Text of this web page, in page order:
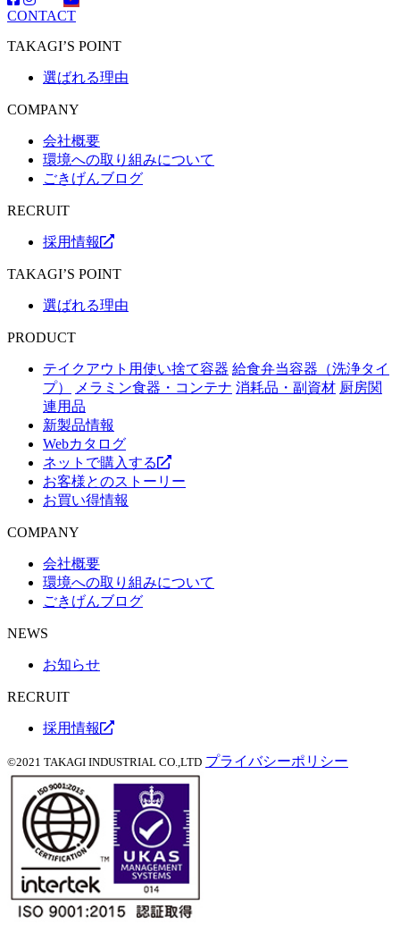
CONTACT
TAKAGI’S POINT
選ばれる理由
COMPANY
会社概要
環境への取り組みについて
ごきげんブログ
RECRUIT
採用情報
TAKAGI’S POINT
選ばれる理由
PRODUCT
テイクアウト用使い捨て容器 給食弁当容器（洗浄タイ
プ）
メラミン食器・コンテナ 消耗品・副資材 厨房関
連用品
新製品情報
Webカタログ
ネットで購入する
お客様とのストーリー
お買い得情報
COMPANY
会社概要
環境への取り組みについて
ごきげんブログ
NEWS
お知らせ
RECRUIT
採用情報
©2021 TAKAGI INDUSTRIAL CO.,LTD プライバシーポリシー